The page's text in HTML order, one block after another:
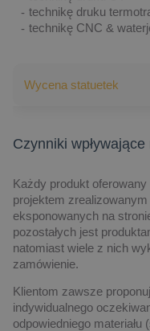
technikę druku
technikę CNC &
Wycena statuetek
Czynniki
Każdy produkt
projektem
eksponowanych na
pozostałych jest
natomiast wiele z nich
zamówienie.
Klientom zawsze
indywidualnego
odpowiedniego